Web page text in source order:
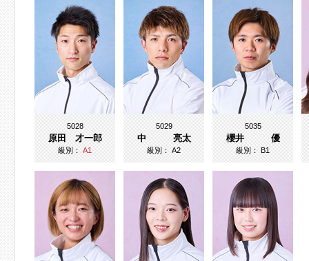
5028
原田 才一郎
級別：A1
5029
中 亮太
級別：A2
5035
櫻井 優
級別：B1